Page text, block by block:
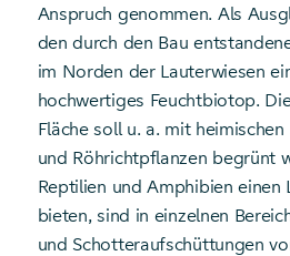
Anspruch genommen. Als
den durch den Bau
im Norden der Lauterwiesen
hochwertiges Feuchtbiotop.
Fläche soll u. a. mit
und Röhrichtpflanzen begrünt
Reptilien und Amphibien einen
bieten, sind in einzelnen
und Schotteraufschüttungen